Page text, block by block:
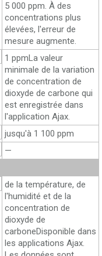
5 000 ppm. À des
concentrations plus
élevées, l'erreur de
mesure augmente.
1 ppmLa valeur
minimale de la variation
de concentration de
dioxyde de carbone qui
est enregistrée dans
l'application Ajax.
jusqu'à 1 100 ppm
—
de la température, de
l'humidité et de la
concentration de
dioxyde de
carboneDisponible dans
les applications Ajax.